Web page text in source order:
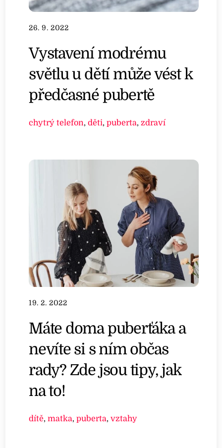
26. 9. 2022
Vystavení modrému
světlu u dětí může vést k
předčasné pubertě
chytrý telefon,děti,puberta,zdraví
19. 2. 2022
Máte doma puberťáka a
nevíte si s ním občas
rady? Zde jsou tipy, jak
na to!
dítě,matka,puberta,vztahy